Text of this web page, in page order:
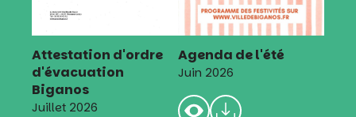
Attestation d'ordre
d'évacuation
Biganos
Juillet 2026
Agenda de l'été
Juin 2026